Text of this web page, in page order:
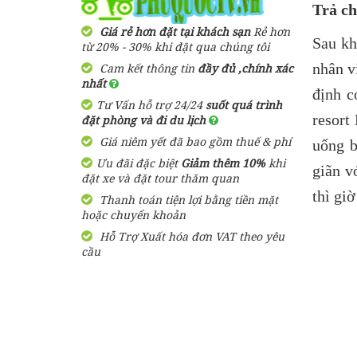
Giá từ:1,000,000 đ
Hằng ngày
Tour Hải Phòng Phú Quốc
gồm vé máy bay
Giá từ:5,500,000 đ
Tour Phú Quốc 3 Ngày 2
Đêm Vui Chơi Vinpearl
land
Giá từ:2,370,000 đ
Giá từ:
Resort Arcadia
Phú Quốc
Giá từ:1,600,000đ
Bungalow Hoa
Nhật Lan Phú
Quốc
Giá từ:390,000đ
Resort Paris Beach
Giá rẻ hơn đặt tại khách sạnRẻ hơn
từ 20% - 30% khi đặt qua chúng tôi
Cam kết thông tin đầy đủ ,chính xác
nhất
Tư Vấn hỗ trợ 24/24 suốt quá trình
đặt phòng và đi du lịch
Giá niêm yết đã bao gồm thuế & phí
Ưu đãi đặc biệtGiảm thêm 10%khi
đặt xe và đặt tour thăm quan
Thanh toán tiện lợi bằng tiền mặt
hoặc chuyển khoản
Hỗ Trợ Xuất hóa đơn VAT theo yêu
cầu
Trả
Sau
nhân
định
resort
uống
giãn
thì giờ